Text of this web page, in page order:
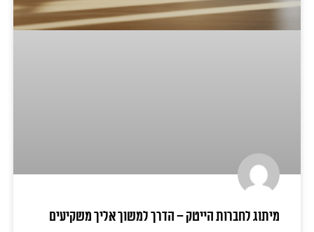
מיתוג לחברות הייטק – הדרך למשוך אליך משקיעים